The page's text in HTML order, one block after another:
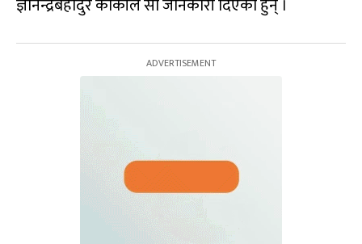
ज्ञानेन्द्रबहादुर कार्कीले सो जानकारी दिएका हुन् ।